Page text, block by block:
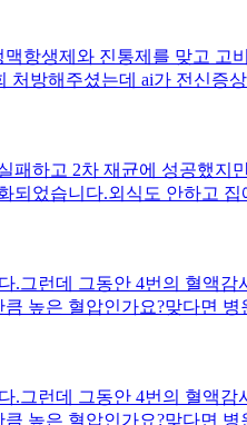
.용량감소로 내성이나 효
꼭 고견 부탁드려요.
항생제와 진통제를 맞고 고
방해주셨는데 ai가 전신증
소변 불편감만 약간 있을
.용량감소로 내성이나 효
꼭 고견 부탁드려요.
하고 2차 재균에 성공했지
었습니다.외식도 안하고
다.차이점이라면 저는 극도
게된 이유는 만성 위축성위
들어가 스스로 감염이 된
?그런데 그동안 4번의 혈액
높은 혈압인가요?맞다면
니다.
그런데 그동안 4번의 혈액
높은 혈압인가요?맞다면